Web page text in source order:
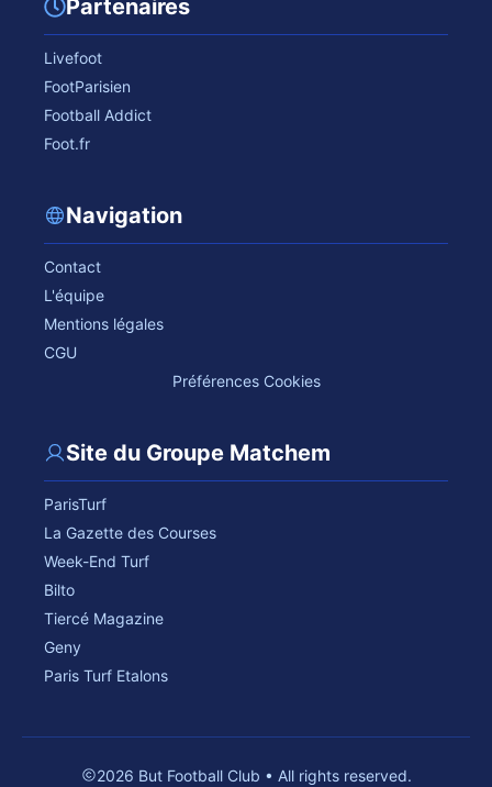
Partenaires
Livefoot
FootParisien
Football Addict
Foot.fr
Navigation
Contact
L'équipe
Mentions légales
CGU
Préférences Cookies
Site du Groupe Matchem
ParisTurf
La Gazette des Courses
Week-End Turf
Bilto
Tiercé Magazine
Geny
Paris Turf Etalons
2026 But Football Club • All rights reserved.